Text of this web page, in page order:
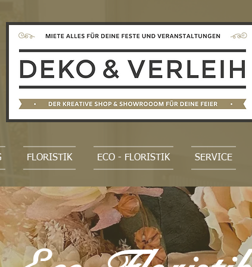
FLORISTIK ECO - FLORISTIK SERVICE